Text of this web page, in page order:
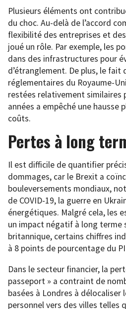
Plusieurs éléments ont
du choc. Au-delà de l’accord
flexibilité des entreprises et
joué un rôle. Par exemple, les
dans des infrastructures pour
d’étranglement. De plus, le fait
réglementaires du Royaume-
restées relativement similaires
années a empêché une hausse
coûts.
Pertes à long
Il est difficile de quantifier
dommages, car le Brexit a
bouleversements mondiaux,
de COVID-19, la guerre en
énergétiques. Malgré cela, les
un impact négatif à long terme
britannique, certains chiffres
à 8 points de pourcentage du
Dans le secteur financier, la
passeport » a contraint de
basées à Londres à délocaliser
personnel vers des villes telles